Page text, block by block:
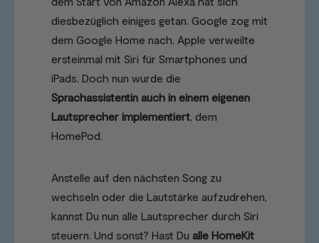
diesbezüglich einiges getan. Google zog mit
dem Google Home nach, Apple verweilte
ersteinmal mit Siri für Smartphones und
iPads. Doch nun wurde die
Sprachassistentin auch in einem eigenen
Lautsprecher implementiert, dem
HomePod.
Anstelle auf den nächsten Song zu
wechseln oder die Lautstärke aufzudrehen,
kannst Du nun alle Lautsprecher durch Siri
steuern. Und sonst? Hast Du alle HomeKit